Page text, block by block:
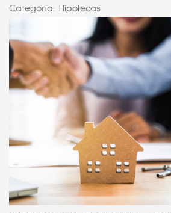
Categoría: Hipotecas